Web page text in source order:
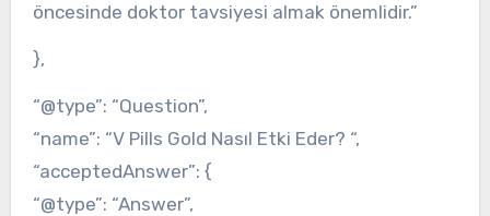
öncesinde doktor tavsiyesi almak önemlidir.”
},
“@type”: “Question”,
“name”: “V Pills Gold Nasıl Etki Eder? “,
“acceptedAnswer”: {
“@type”: “Answer”,